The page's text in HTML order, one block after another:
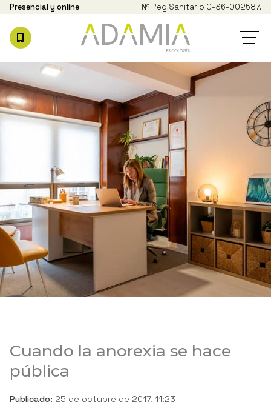
Presencial y online Nº Reg.Sanitario C-36-002587.
Cuando la anorexia se hace
pública
Publicado: 25 de octubre de 2017, 11:23